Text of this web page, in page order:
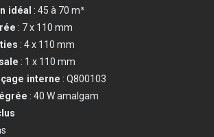
idéal : 45 à 70 m³
: 7 x 110 mm
: 4 x 110 mm
: 1 x 110 mm
interne : Q800103
: 40 W amalgam